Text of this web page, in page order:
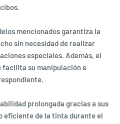
mencionados garantiza la
sin necesidad de realizar
especiales. Además, el
facilita su manipulación e
prolongada gracias a sus
eficiente de la tinta durante el